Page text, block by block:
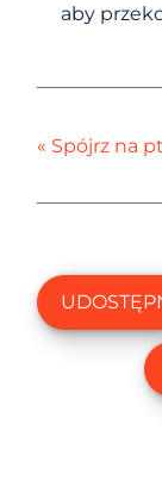
aby
« Spójrz na